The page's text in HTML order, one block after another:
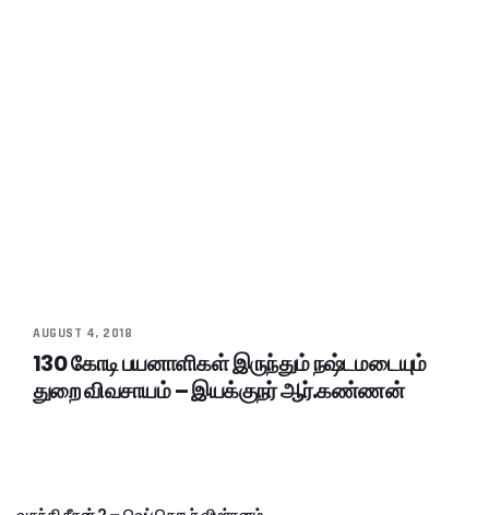
AUGUST 4, 2018
130 கோடி பயனாளிகள் இருந்தும் நஷ்டமடையும்
துறை விவசாயம் – இயக்குநர் ஆர்.கண்ணன்